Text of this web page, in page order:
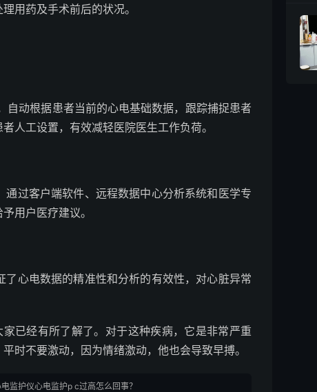
用药及手术前后的状况。
动根据患者当前的心电基础数据，跟踪捕捉患者
人工设置，有效减轻医院医生工作负荷。
过客户端软件、远程数据中心分析系统和医学专
用户医疗建议。
心电数据的精准性和分析的有效性，对心脏异常
已经有所了解了。对于这种疾病，它是非常严重
时不要激动，因为情绪激动，他也会导致早搏。
监护仪心电监护p c过高怎么回事？